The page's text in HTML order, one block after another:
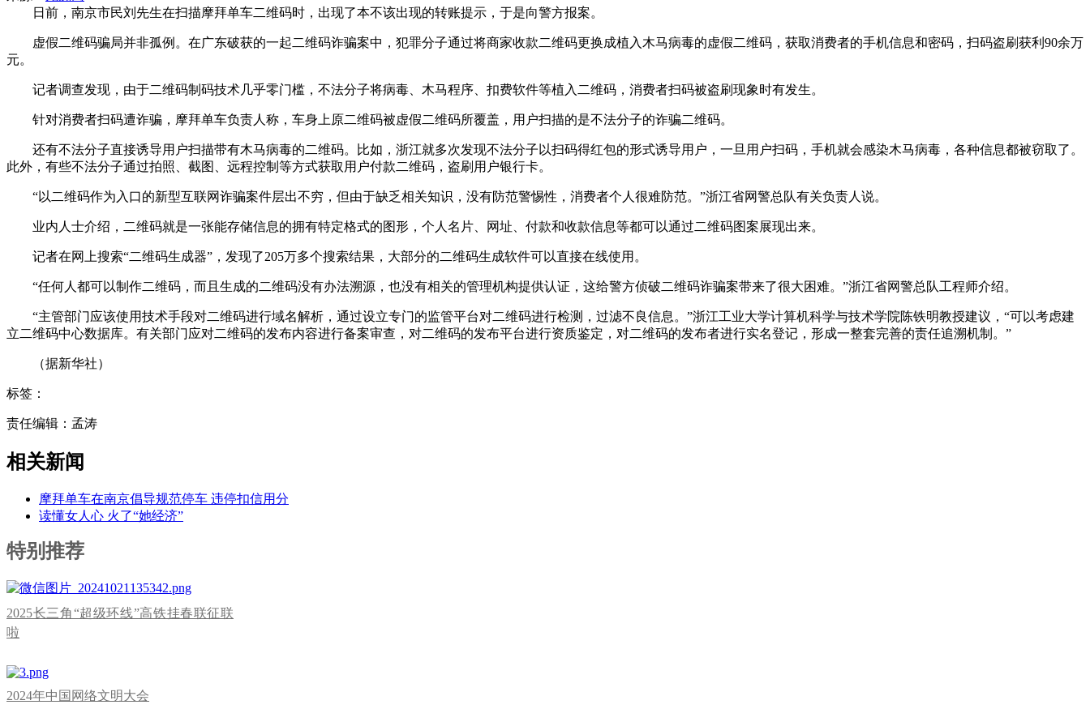
日前，南京市民刘先生在扫描摩拜单车二维码时，出现了本不该出现的转账提示，于是向警方报案。
虚假二维码骗局并非孤例。在广东破获的一起二维码诈骗案中，犯罪分子通过将商家收款二维码更换成植入木马病毒的虚假二维码，获取消费者的手机信息和密码，扫码盗刷获利90余万
元。
记者调查发现，由于二维码制码技术几乎零门槛，不法分子将病毒、木马程序、扣费软件等植入二维码，消费者扫码被盗刷现象时有发生。
针对消费者扫码遭诈骗，摩拜单车负责人称，车身上原二维码被虚假二维码所覆盖，用户扫描的是不法分子的诈骗二维码。
还有不法分子直接诱导用户扫描带有木马病毒的二维码。比如，浙江就多次发现不法分子以扫码得红包的形式诱导用户，一旦用户扫码，手机就会感染木马病毒，各种信息都被窃取了。
此外，有些不法分子通过拍照、截图、远程控制等方式获取用户付款二维码，盗刷用户银行卡。
“以二维码作为入口的新型互联网诈骗案件层出不穷，但由于缺乏相关知识，没有防范警惕性，消费者个人很难防范。”浙江省网警总队有关负责人说。
业内人士介绍，二维码就是一张能存储信息的拥有特定格式的图形，个人名片、网址、付款和收款信息等都可以通过二维码图案展现出来。
记者在网上搜索“二维码生成器”，发现了205万多个搜索结果，大部分的二维码生成软件可以直接在线使用。
“任何人都可以制作二维码，而且生成的二维码没有办法溯源，也没有相关的管理机构提供认证，这给警方侦破二维码诈骗案带来了很大困难。”浙江省网警总队工程师介绍。
“主管部门应该使用技术手段对二维码进行域名解析，通过设立专门的监管平台对二维码进行检测，过滤不良信息。”浙江工业大学计算机科学与技术学院陈铁明教授建议，“可以考虑建
立二维码中心数据库。有关部门应对二维码的发布内容进行备案审查，对二维码的发布平台进行资质鉴定，对二维码的发布者进行实名登记，形成一整套完善的责任追溯机制。”
（据新华社）
标签：
责任编辑：孟涛
相关新闻
摩拜单车在南京倡导规范停车 违停扣信用分
读懂女人心 火了“她经济”
特别推荐
2025长三角“超级环线”高铁挂春联征联
啦
2024年中国网络文明大会